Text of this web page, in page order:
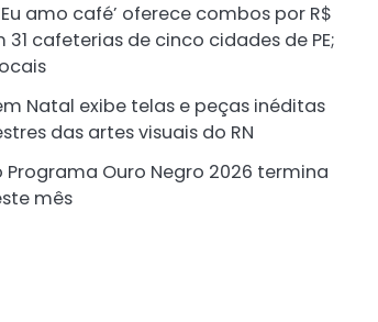
amo café’ oferece combos por R$
31 cafeterias de cinco cidades de PE;
Natal exibe telas e peças inéditas
das artes visuais do RN
Programa Ouro Negro 2026 termina
mês